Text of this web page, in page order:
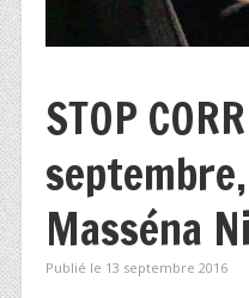
STOP
Masséna
Publié le 13 septembre 2016